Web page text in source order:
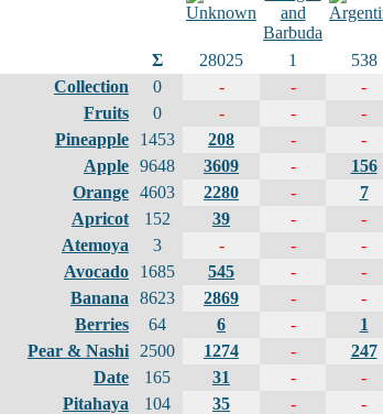
Σ 28025 1 538
Collection
0 - - -
Fruits
0 - - -
Pineapple
1453 208 - -
Apple 9648 3609 - 156
Orange 4603 2280 - 7
Apricot
152 39 - -
Atemoya
3 - - -
Avocado
1685 545 - -
Banana
8623 2869 - -
Berries
64 6 - 1
Pear & Nashi
2500 1274 - 247
Date
165 31 - -
Pitahaya
104 35 - -